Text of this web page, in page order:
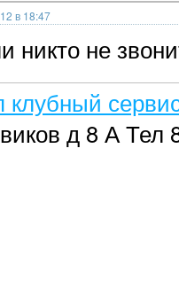
в 18:47
никто не
д 8 А Тел